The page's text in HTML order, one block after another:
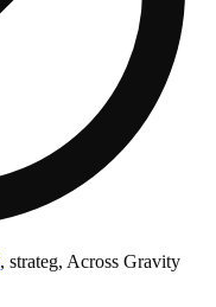
, strateg, Across Gravity